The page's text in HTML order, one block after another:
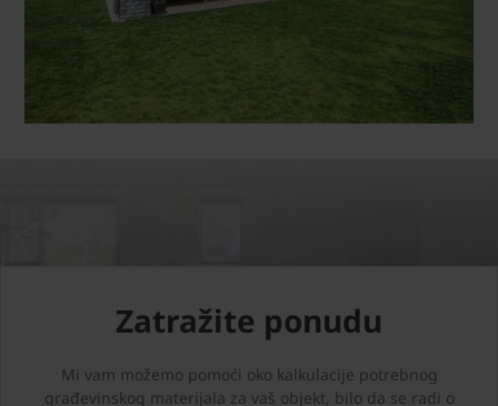
Zatražite ponudu
Mi vam možemo pomoći oko kalkulacije potrebnog
građevinskog materijala za vaš objekt, bilo da se radi o